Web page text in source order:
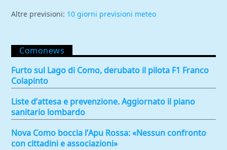
Altre previsioni: 10 giorni previsioni meteo
Comonews
Furto sul Lago di Como, derubato il pilota F1 Franco
Colapinto
Liste d’attesa e prevenzione. Aggiornato il piano
sanitario lombardo
Nova Como boccia l’Apu Rossa: «Nessun confronto
con cittadini e associazioni»